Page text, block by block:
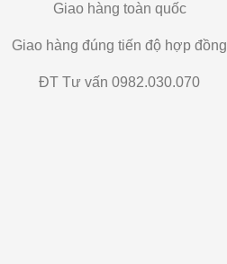
Giao hàng toàn quốc
Giao hàng đúng tiến độ hợp đồng
ĐT Tư vấn 0982.030.070